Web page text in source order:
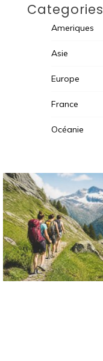
Categories
Ameriques
Asie
Europe
France
Océanie